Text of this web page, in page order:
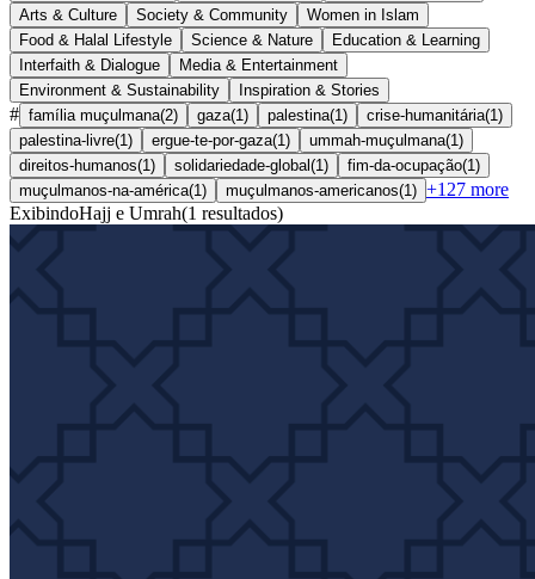
Arts & Culture
Society & Community
Women in Islam
Food & Halal Lifestyle
Science & Nature
Education & Learning
Interfaith & Dialogue
Media & Entertainment
Environment & Sustainability
Inspiration & Stories
# família muçulmana(2) gaza(1 ) palestina(1 ) crise-humanitária(1 )
palestina-livre(1 ) ergue-te-por-gaza(1 ) ummah-muçulmana(1 )
direitos-humanos(1 ) solidariedade-global (1 ) fim-da-ocupação(1 )
muçulmanos-na-américa(1 ) muçulmanos-americanos(1 ) +127 more
ExibindoHajj e Umrah(1 resultados)